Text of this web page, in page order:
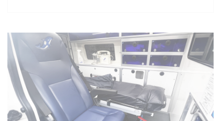
en charge optimale et réglementaire. Faites
confiance à notre expertise et à nos agréments pour
un service de transport sanitaire fiable et sécurisé à
Saint-Denis 93 et ses environs.